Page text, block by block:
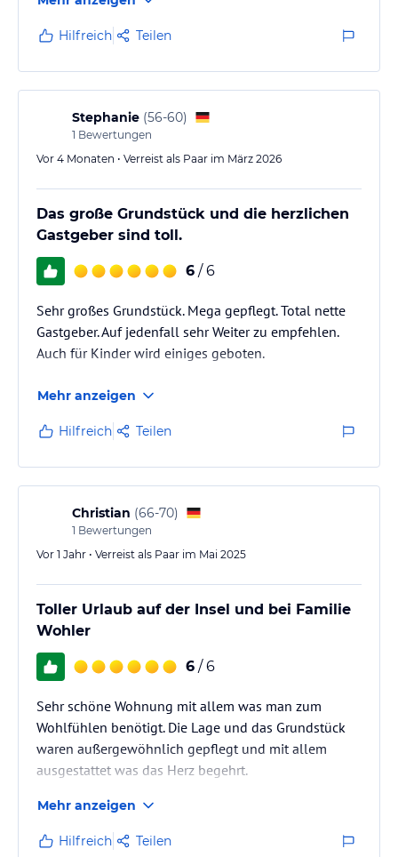
unheimlich engagierten und herzlichen
Gastgebenden empfangen! Absolute Empfehlung -
vor allem für Familien mit Kindern :)
Hilfreich Teilen
Stephanie (56-60)
1 Bewertungen
Vor 4 Monaten • Verreist als Paar im März 2026
Das große Grundstück und die herzlichen
Gastgeber sind toll.
6 / 6
Sehr großes Grundstück. Mega gepflegt. Total nette
Gastgeber. Auf jedenfall sehr Weiter zu empfehlen.
Auch für Kinder wird einiges geboten.
Mehr anzeigen
Hilfreich Teilen
Christian (66-70)
1 Bewertungen
Vor 1 Jahr • Verreist als Paar im Mai 2025
Toller Urlaub auf der Insel und bei Familie
Wohler
6 / 6
Sehr schöne Wohnung mit allem was man zum
Wohlfühlen benötigt. Die Lage und das Grundstück
waren außergewöhnlich gepflegt und mit allem
ausgestattet was das Herz begehrt.
Mehr anzeigen
Hilfreich Teilen